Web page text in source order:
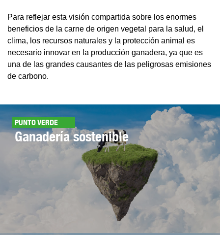
Para reflejar esta visión compartida sobre los enormes
beneficios de la carne de origen vegetal para la salud, el
clima, los recursos naturales y la protección animal es
necesario innovar en la producción ganadera, ya que es
una de las grandes causantes de las peligrosas emisiones
de carbono.
PUNTO VERDE
Ganadería sostenible